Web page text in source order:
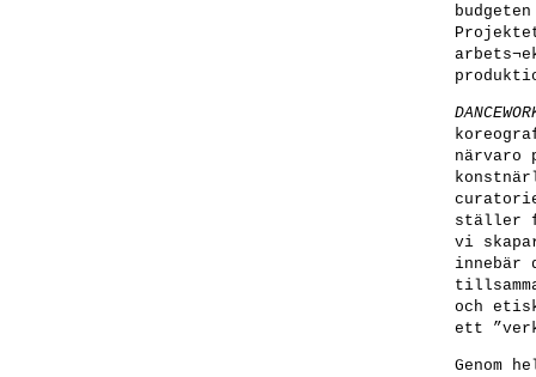
närvaro
ställer
vi
innebär
och
ett
Genom